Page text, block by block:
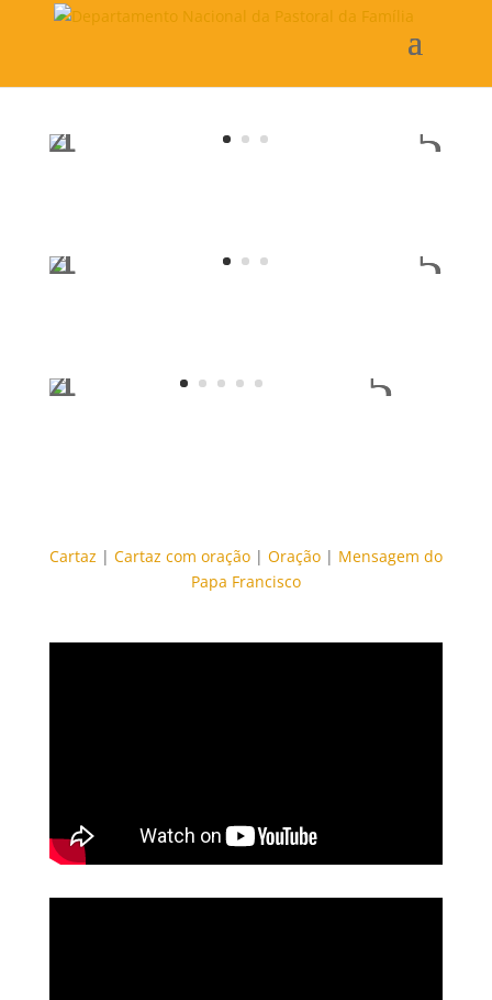
Cartaz | Cartaz com oração| Oração| Mensagem do
Papa Francisco